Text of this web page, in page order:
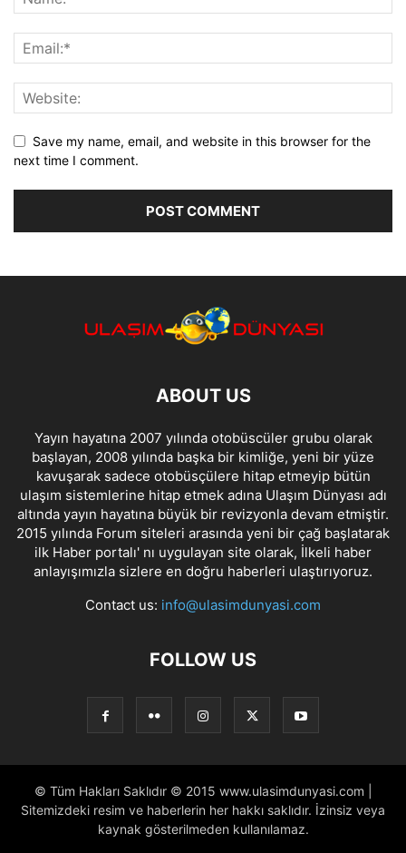
Save my name, email, and website in this browser for the
next time I comment.
ABOUT US
Yayın hayatına 2007 yılında otobüscüler grubu olarak
başlayan, 2008 yılında başka bir kimliğe, yeni bir yüze
kavuşarak sadece otobüsçülere hitap etmeyip bütün
ulaşım sistemlerine hitap etmek adına Ulaşım Dünyası adı
altında yayın hayatına büyük bir revizyonla devam etmiştir.
2015 yılında Forum siteleri arasında yeni bir çağ başlatarak
ilk Haber portalı' nı uygulayan site olarak, İlkeli haber
anlayışımızla sizlere en doğru haberleri ulaştırıyoruz.
Contact us: info@ulasimdunyasi.com
FOLLOW US
© Tüm Hakları Saklıdır © 2015 www.ulasimdunyasi.com |
Sitemizdeki resim ve haberlerin her hakkı saklıdır. İzinsiz veya
kaynak gösterilmeden kullanılamaz.